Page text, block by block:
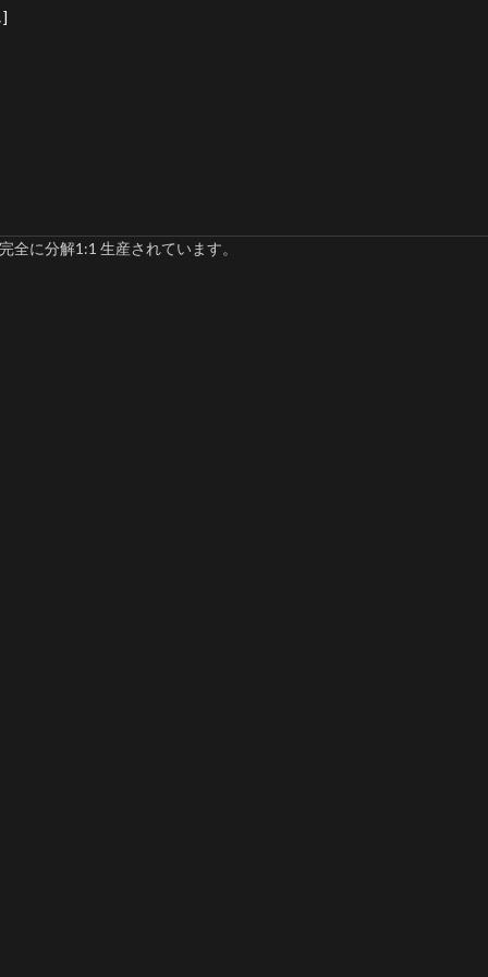
に分解1:1 生産されています。